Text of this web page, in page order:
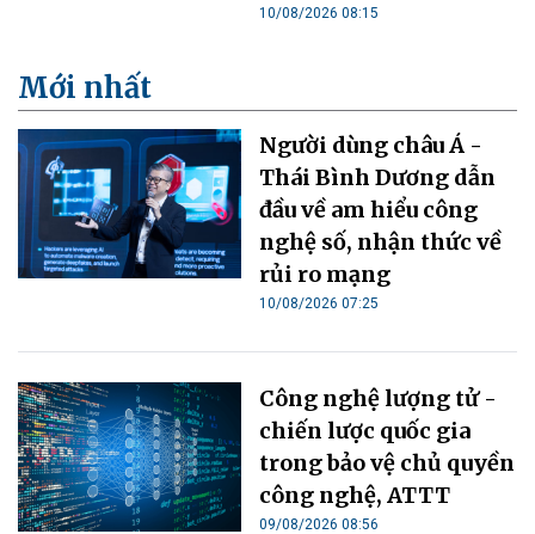
10/08/2026 08:15
Mới nhất
Người dùng châu Á -
Thái Bình Dương dẫn
đầu về am hiểu công
nghệ số, nhận thức về
rủi ro mạng
10/08/2026 07:25
Công nghệ lượng tử -
chiến lược quốc gia
trong bảo vệ chủ quyền
công nghệ, ATTT
09/08/2026 08:56